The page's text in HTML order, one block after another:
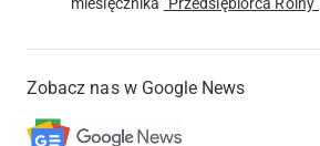
Zobacz nas w Google News